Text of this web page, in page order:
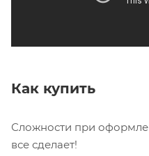
Как купить
Сложности при
все сделает!